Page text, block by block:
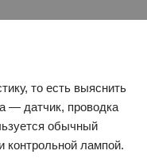
то есть выяснить
— датчик, проводка
обычный
контрольной лампой.